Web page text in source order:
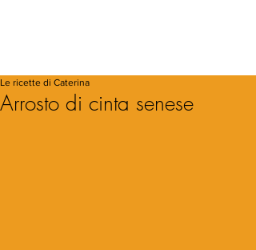
Arrosto di cinta senese
Le ricette di Caterina